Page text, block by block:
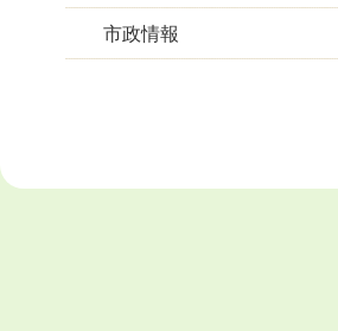
市政情報